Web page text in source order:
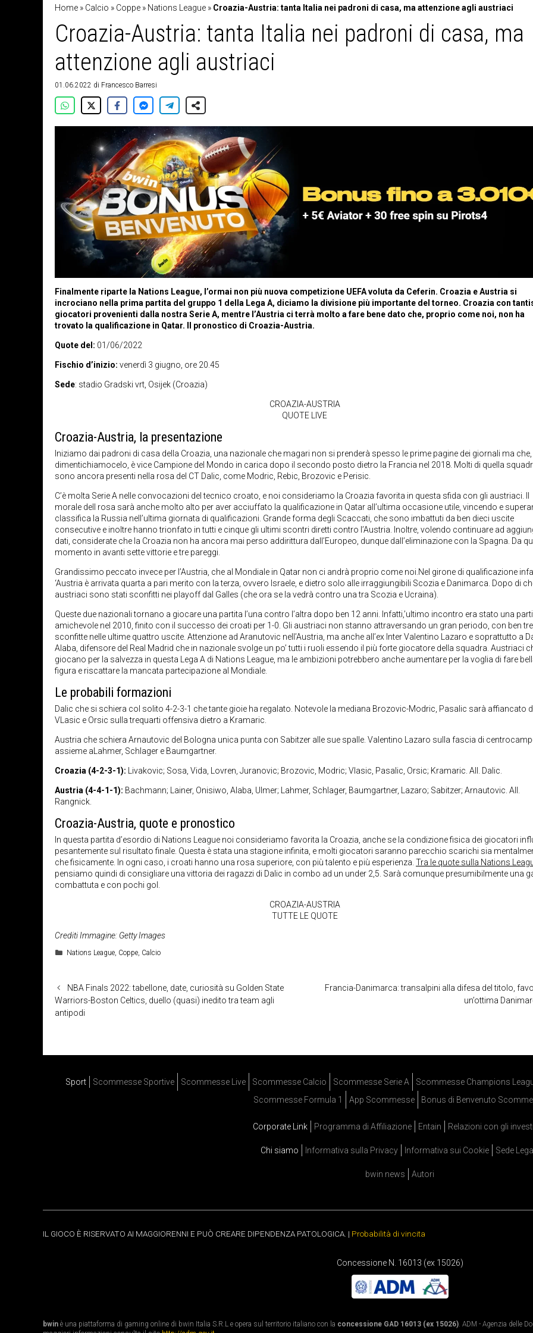
Home » Calcio » Coppe » Nations League » Croazia-Austria: tanta Italia nei padroni di casa, ma attenzione agli austriaci
Croazia-Austria: tanta Italia nei padroni di casa, ma
attenzione agli austriaci
01.06.2022 di Francesco Barresi
Finalmente riparte la Nations League, l’ormai non più nuova competizione UEFA voluta da Ceferin. Croazia e Austria si
incrociano nella prima partita del gruppo 1 della Lega A, diciamo la divisione più importante del torneo. Croazia con
giocatori provenienti dalla nostra Serie A, mentre l’Austria ci terrà molto a fare bene dato che, proprio come noi, non ha
trovato la qualificazione in Qatar. Il pronostico di Croazia-Austria.
Quote del: 01/06/2022
Fischio d’inizio: venerdì 3 giugno, ore 20.45
Sede: stadio Gradski vrt, Osijek (Croazia)
CROAZIA-AUSTRIA
QUOTE LIVE
Croazia-Austria, la presentazione
Iniziamo dai padroni di casa della Croazia, una nazionale che magari non si prenderà spesso le prime pagine dei giornali ma
dimentichiamocelo, è vice Campione del Mondo in carica dopo il secondo posto dietro la Francia nel 2018. Molti di quella
sono ancora presenti nella rosa del CT Dalic, come Modric, Rebic, Brozovic e Perisic.
C’è molta Serie A nelle convocazioni del tecnico croato, e noi consideriamo la Croazia favorita in questa sfida con gli austriaci. Il
morale dell rosa sarà anche molto alto per aver acciuffato la qualificazione in Qatar all’ultima occasione utile, vincendo e
classifica la Russia nell’ultima giornata di qualificazioni. Grande forma degli Scaccati, che sono imbattuti da ben dieci uscite
consecutive e inoltre hanno trionfato in tutti e cinque gli ultimi scontri diretti contro l’Austria. Inoltre, volendo continuare ad
dati, considerate che la Croazia non ha ancora mai perso addirittura dall’Europeo, dunque dall’eliminazione con la Spagna. Da
momento in avanti sette vittorie e tre pareggi.
Grandissimo peccato invece per l’Austria, che al Mondiale in Qatar non ci andrà proprio come noi.Nel girone di qualificazione
‘Austria è arrivata quarta a pari merito con la terza, ovvero Israele, e dietro solo alle irraggiungibili Scozia e Danimarca. Dopo di
austriaci sono stati sconfitti nei playoff dal Galles (che ora se la vedrà contro una tra Scozia e Ucraina).
Queste due nazionali tornano a giocare una partita l’una contro l’altra dopo ben 12 anni. Infatti,’ultimo incontro era stato una
amichevole nel 2010, finito con il successo dei croati per 1-0. Gli austriaci non stanno attraversando un gran periodo, con ben tre
sconfitte nelle ultime quattro uscite. Attenzione ad Aranutovic nell’Austria, ma anche all’ex Inter Valentino Lazaro e soprattutto a
Alaba, difensore del Real Madrid che in nazionale svolge un po’ tutti i ruoli essendo il più forte giocatore della squadra. Austriaci
giocano per la salvezza in questa Lega A di Nations League, ma le ambizioni potrebbero anche aumentare per la voglia di fare
figura e riscattare la mancata partecipazione al Mondiale.
Le probabili formazioni
Dalic che si schiera col solito 4-2-3-1 che tante gioie ha regalato. Notevole la mediana Brozovic-Modric, Pasalic sarà affiancato
VLasic e Orsic sulla trequarti offensiva dietro a Kramaric.
Austria che schiera Arnautovic del Bologna unica punta con Sabitzer alle sue spalle. Valentino Lazaro sulla fascia di
assieme aLahmer, Schlager e Baumgartner.
Croazia (4-2-3-1): Livakovic; Sosa, Vida, Lovren, Juranovic; Brozovic, Modric; Vlasic, Pasalic, Orsic; Kramaric. All. Dalic.
Austria (4-4-1-1): Bachmann; Lainer, Onisiwo, Alaba, Ulmer; Lahmer, Schlager, Baumgartner, Lazaro; Sabitzer; Arnautovic. All.
Rangnick.
Croazia-Austria, quote e pronostico
In questa partita d’esordio di Nations League noi consideriamo favorita la Croazia, anche se la condizione fisica dei giocatori
pesantemente sul risultato finale. Questa è stata una stagione infinita, e molti giocatori saranno parecchio scarichi sia
che fisicamente. In ogni caso, i croati hanno una rosa superiore, con più talento e più esperienza. Tra le quote sulla Nations
pensiamo quindi di consigliare una vittoria dei ragazzi di Dalic in combo ad un under 2,5. Sarà comunque presumibilmente una
combattuta e con pochi gol.
CROAZIA-AUSTRIA
TUTTE LE QUOTE
Crediti Immagine: Getty Images
Categorie
Nations League, Coppe, Calcio
NBA Finals 2022: tabellone, date, curiosità su Golden State
Warriors-Boston Celtics, duello (quasi) inedito tra team agli
antipodi
Francia-Danimarca: transalpini alla difesa del titolo,
un’ottima
Sport Scommesse Sportive Scommesse Live Scommesse Calcio Scommesse Serie A Scommesse Champions
Scommesse Formula 1
App Scommesse Bonus di Benvenuto
Corporate Link Programma di Affiliazione Entain Relazioni con gli
Chi siamo Informativa sulla Privacy Informativa sui Cookie Sede
bwin news Autori
IL GIOCO È RISERVATO AI MAGGIORENNI E PUÒ CREARE DIPENDENZA PATOLOGICA. | Probabilità di vincita
Concessione N. 16013 (ex 15026)
bwin è una piattaforma di gaming online di bwin Italia S.R.L e opera sul territorio italiano con la concessione GAD 16013 (ex 15026). ADM - Agenzia delle